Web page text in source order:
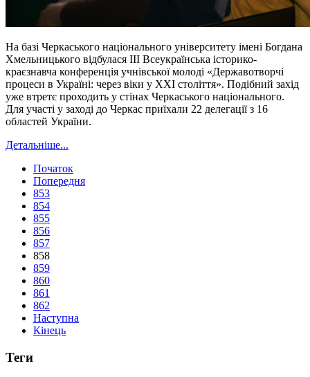
На базі Черкаського національного університету імені Богдана
Хмельницького відбулася ІІІ Всеукраїнська історико-
краєзнавча конференція учнівської молоді «Державотворчі
процеси в Україні: через віки у ХХІ століття». Подібний захід
уже втретє проходить у стінах Черкаського національного.
Для участі у заході до Черкас приїхали 22 делегації з 16
областей України.
Детальніше...
Початок
Попередня
853
854
855
856
857
858
859
860
861
862
Наступна
Кінець
Теги